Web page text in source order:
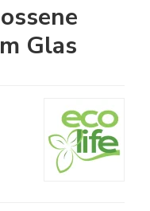
Glas